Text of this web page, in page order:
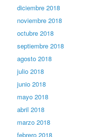
diciembre 2018
noviembre 2018
octubre 2018
septiembre 2018
agosto 2018
julio 2018
junio 2018
mayo 2018
abril 2018
marzo 2018
febrero 2018